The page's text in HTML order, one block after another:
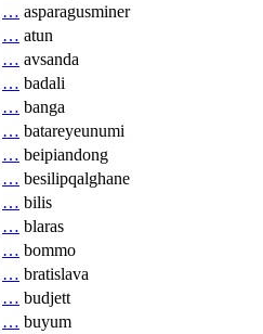
… asparagusminer
… atun
… avsanda
… badali
… banga
… batareyeunumi
… beipiandong
… besilipqalghane
… bilis
… blaras
… bommo
… bratislava
… budjett
… buyum